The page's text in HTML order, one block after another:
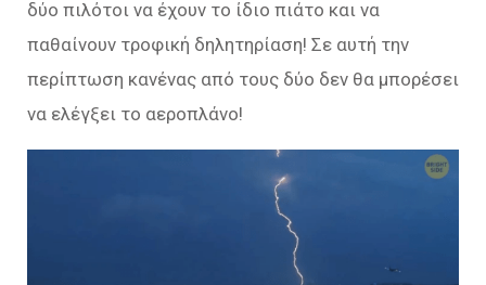
δύο πιλότοι να έχουν το ίδιο πιάτο και να
παθαίνουν τροφική δηλητηρίαση! Σε αυτή την
περίπτωση κανένας από τους δύο δεν θα μπορέσει
να ελέγξει το αεροπλάνο!